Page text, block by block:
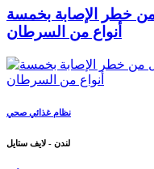
من خطر الإصابة بخمسة
أنواع من السرطان
نظام غذائي صحي
لندن - لايف ستايل